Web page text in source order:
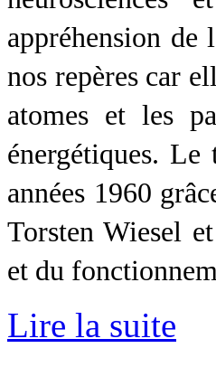
appréhension de
nos repères car
atomes et les
énergétiques. Le
années 1960
Torsten Wiesel
et du
Lire la suite